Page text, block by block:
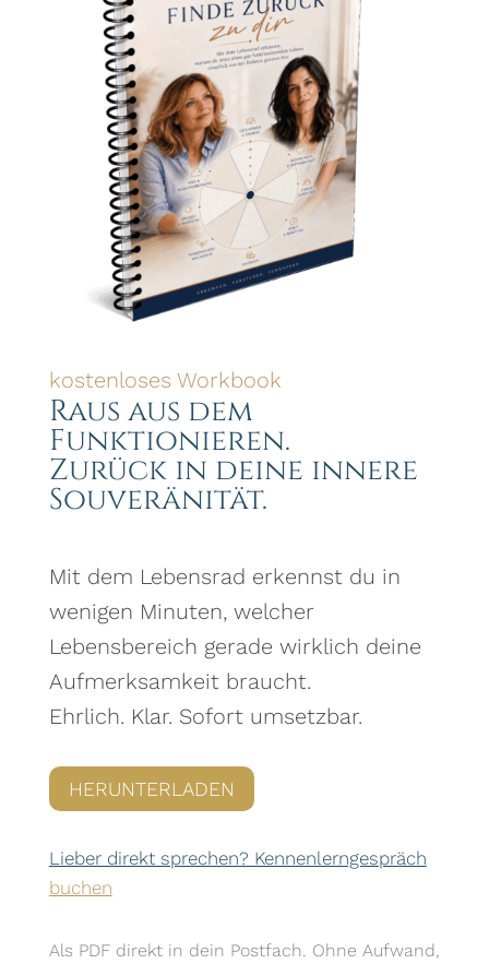
kostenloses Workbook
Raus aus dem
Funktionieren.
Zurück in deine innere
Souveränität.
Mit dem Lebensrad erkennst du in
wenigen Minuten, welcher
Lebensbereich gerade wirklich deine
Aufmerksamkeit braucht.
Ehrlich. Klar. Sofort umsetzbar.
HERUNTERLADEN
Lieber direkt sprechen? Kennenlerngespräch
buchen
Als PDF direkt in dein Postfach. Ohne Aufwand,